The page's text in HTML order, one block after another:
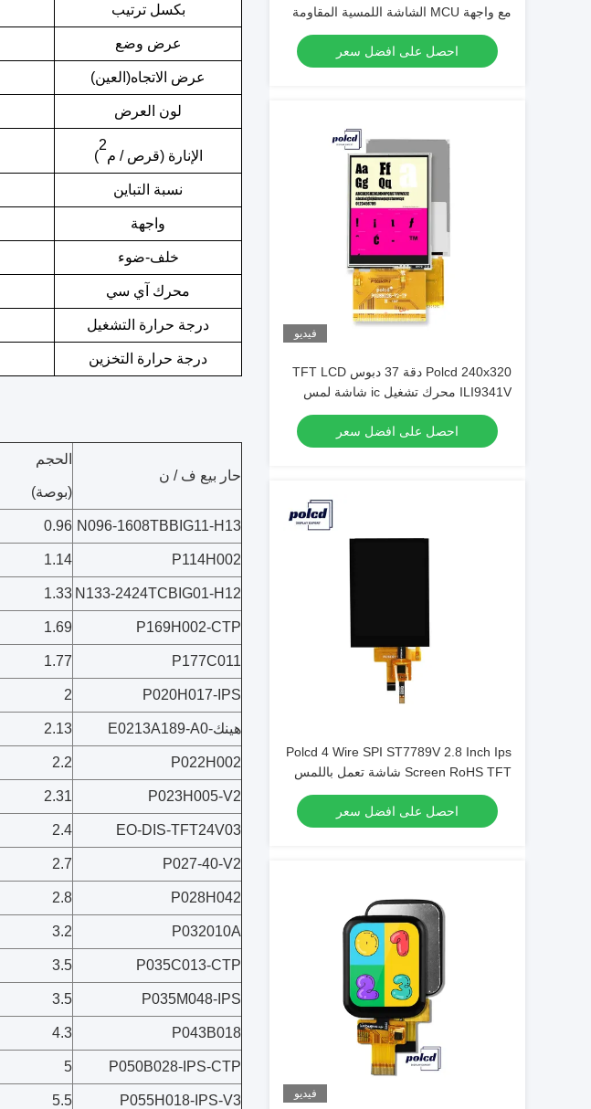
مع واجهة MCU الشاشة اللمسية المقاومة
احصل على افضل سعر
فيديو
Polcd 240x320 دقة 37 دبوس TFT LCD
ILI9341V محرك تشغيل ic شاشة لمس
احصل على افضل سعر
Polcd 4 Wire SPI ST7789V 2.8 Inch Ips
Screen RoHS TFT شاشة تعمل باللمس
للمنزل
احصل على افضل سعر
فيديو
بكسل ترتيب
عرض وضع
عرض الاتجاه(العين)
لون العرض
الإنارة (قرص / م
2
)
نسبة التباين
واجهة
خلف-ضوء
محرك آي سي
درجة حرارة التشغيل
درجة حرارة التخزين
حار بيع ف / ن
الحجم
(بوصة)
N096-1608TBBIG11-H13
0.96
P114H002
1.14
N133-2424TCBIG01-H12
1.33
P169H002-CTP
1.69
P177C011
1.77
P020H017-IPS
2
هينك-E0213A189-A0 2.13
P022H002
2.2
P023H005-V2
2.31
EO-DIS-TFT24V03
2.4
P027-40-V2
2.7
P028H042
2.8
P032010A
3.2
P035C013-CTP
3.5
P035M048-IPS
3.5
P043B018
4.3
P050B028-IPS-CTP
5
P055H018-IPS-V3
5.5